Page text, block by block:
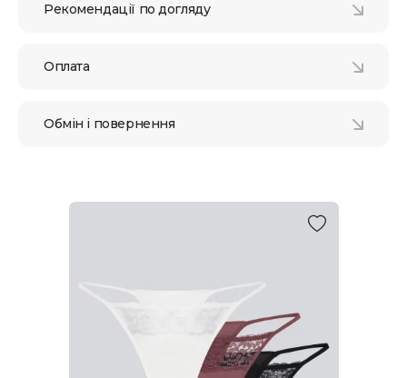
Рекомендації по догляду
Оплата
Обмін і повернення